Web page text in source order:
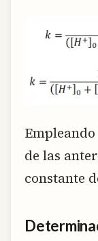
de las
constante